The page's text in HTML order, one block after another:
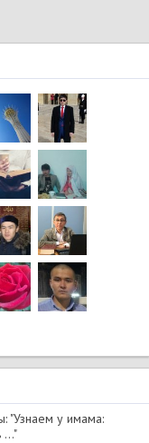
"Узнаем у имама:
..."